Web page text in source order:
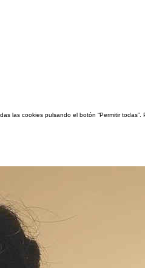
las cookies pulsando el botón “Permitir todas”.